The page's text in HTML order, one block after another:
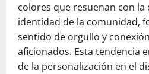
colores que resuenan con la
identidad de la comunidad,
sentido de orgullo y
aficionados. Esta tendencia
de la personalización en el